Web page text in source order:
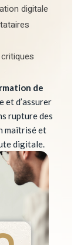
digitale
de
et d’assurer
rupture des
maîtrisé et
digitale.